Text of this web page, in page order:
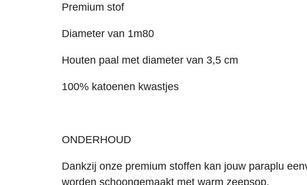
Premium stof
Diameter van 1m80
Houten paal met diameter van 3,5 cm
100% katoenen kwastjes
ONDERHOUD
Dankzij onze premium stoffen kan jouw paraplu
worden schoongemaakt met warm zeepsop.